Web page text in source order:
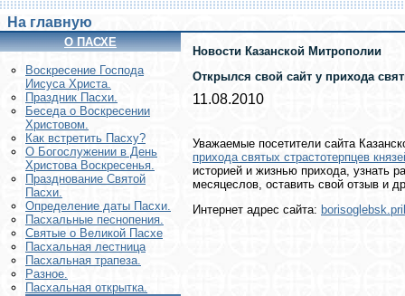
На главную
О ПАСХЕ
Воскреcение Господа
Иисуса Христа.
Праздник Пасхи.
Беседа о Воскресении
Христовом.
Как встретить Пасху?
О Богослужении в День
Христова Воскресенья.
Празднование Святой
Пасхи.
Определение даты Пасхи.
Пасхальные песнопения.
Святые о Великой Пасхе
Пасхальная лестница
Пасхальная трапеза.
Разное.
Пасхальная открытка.
Новости Казанской Митрополии
Открылся свой сайт у прихода
11.08.2010
Уважаемые посетители сайта
прихода святых страстотерпцев
историей и жизнью прихода, узнать
месяцеслов, оставить свой отзыв и
Интернет адрес сайта: